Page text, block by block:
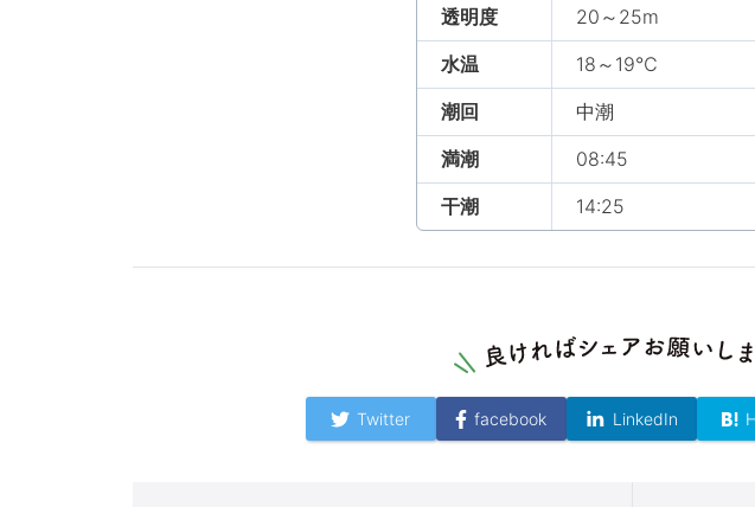
透明度
20～25m
水温
18～19℃
潮回
中潮
満潮
08:45
干潮
14:25
Twitter facebook LinkedIn